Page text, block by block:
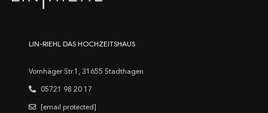
LIN-RIEHL DAS HOCHZEITSHAUS
Vornhäger Str.1, 31655 Stadthagen
05721 98 20 17
[email protected]